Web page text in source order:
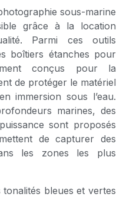
sous-marine
grâce à la location
Parmi ces outils
boîtiers étanches pour
conçus pour la
de protéger le matériel
immersion sous l’eau.
marines, des
sont proposés
de capturer des
les zones les plus
bleues et vertes